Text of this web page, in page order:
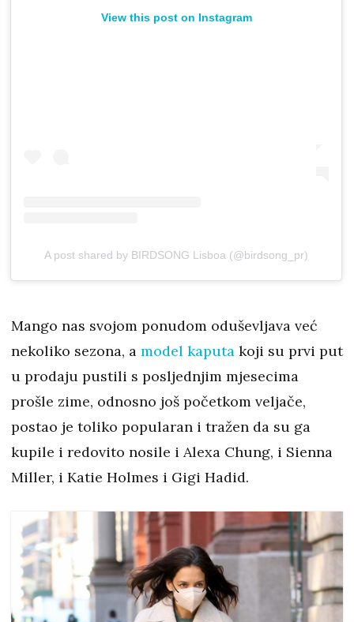
View this post on Instagram
A post shared by BIRDSONG Lisboa (@birdsong_pr)
Mango nas svojom ponudom oduševljava već
nekoliko sezona, a model kaputa koji su prvi put
u prodaju pustili s posljednjim mjesecima
prošle zime, odnosno još početkom veljače,
postao je toliko popularan i tražen da su ga
kupile i redovito nosile i Alexa Chung, i Sienna
Miller, i Katie Holmes i Gigi Hadid.